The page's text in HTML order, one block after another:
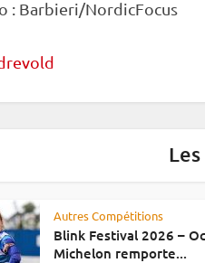
: Barbieri/NordicFocus
Autres Compétitions
Blink Festival 2026 –
Michelon remporte...